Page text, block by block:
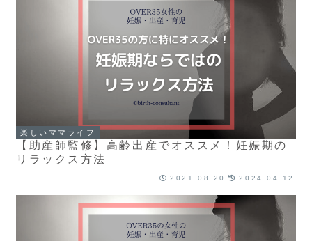
楽しいママライフ
【助産師監修】高齢出産でオススメ！妊娠期の
リラックス方法
2021.08.20 2024.04.12